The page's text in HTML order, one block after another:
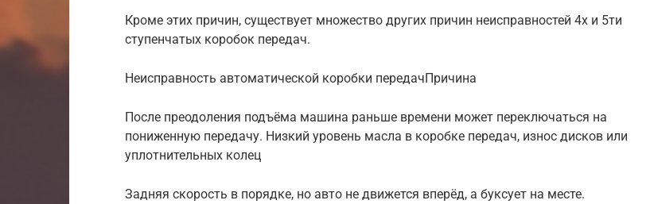
Кроме этих причин, существует множество других причин неисправностей 4х и 5ти
ступенчатых коробок передач.
Неисправность автоматической коробки передачПричина
После преодоления подъёма машина раньше времени может переключаться на
пониженную передачу. Низкий уровень масла в коробке передач, износ дисков или
уплотнительных колец
Задняя скорость в порядке, но авто не движется вперёд, а буксует на месте.